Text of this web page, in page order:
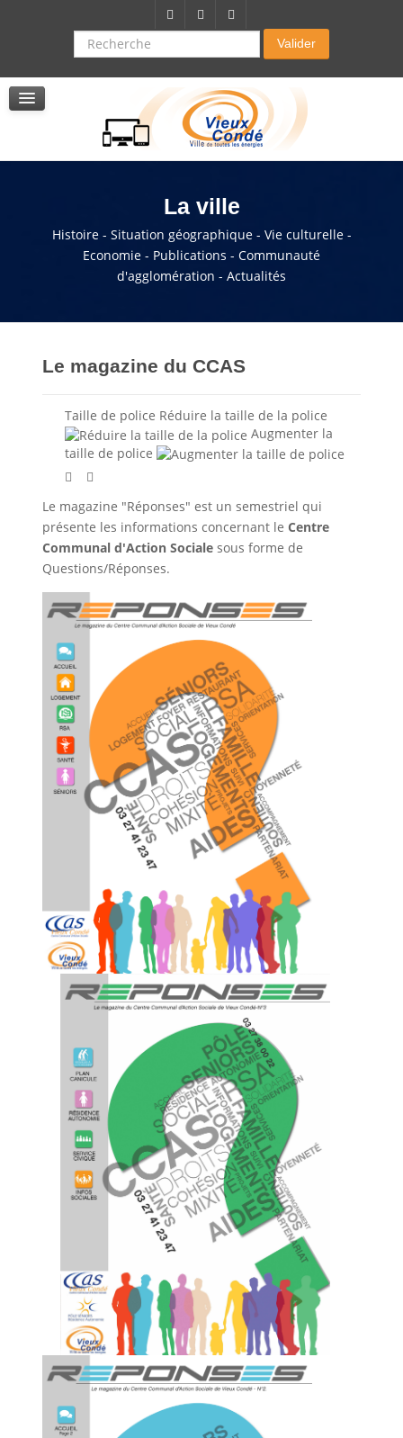
Recherche Valider
La résidence autonomie
Service de soins infirmers à domicile
Service d'aide à domicile
Pole multi services accompagnement seniors
La ville
Histoire - Situation géographique - Vie culturelle -
Economie - Publications - Communauté
d'agglomération - Actualités
Le magazine du CCAS
Taille de police Réduire la taille de la police
Augmenter la
taille de police
Le magazine "Réponses" est un semestriel qui
présente les informations concernant le Centre
Communal d'Action Socialesous forme de
Questions/Réponses.